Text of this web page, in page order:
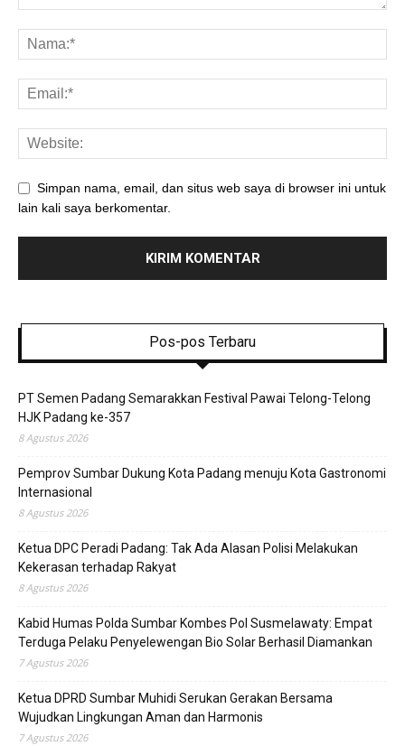
Simpan nama, email, dan situs web saya di browser ini untuk
lain kali saya berkomentar.
Pos-pos Terbaru
PT Semen Padang Semarakkan Festival Pawai Telong-Telong
HJK Padang ke-357
8 Agustus 2026
Pemprov Sumbar Dukung Kota Padang menuju Kota Gastronomi
Internasional
8 Agustus 2026
Ketua DPC Peradi Padang: Tak Ada Alasan Polisi Melakukan
Kekerasan terhadap Rakyat
8 Agustus 2026
Kabid Humas Polda Sumbar Kombes Pol Susmelawaty: Empat
Terduga Pelaku Penyelewengan Bio Solar Berhasil Diamankan
7 Agustus 2026
Ketua DPRD Sumbar Muhidi Serukan Gerakan Bersama
Wujudkan Lingkungan Aman dan Harmonis
7 Agustus 2026